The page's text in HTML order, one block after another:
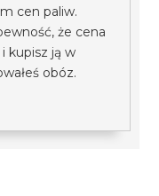
cen paliw.
że cena
kupisz ją w
obóz.